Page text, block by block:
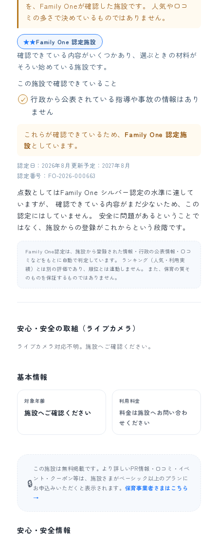
を、Family Oneが確認した施設です。 人気や口コ
ミの多さで決めているものではありません。
★★Family One 認定施設
確認できている内容がいくつかあり、選ぶときの材料が
そろい始めている施設です。
この施設で確認できていること
行政から公表されている指導や事故の情報はあり
ません
これらが確認できているため、 Family One 認定施
設 としています。
認定日：2026年8月 更新予定：2027年8月
認定番号：FO-2026-000663
点数としてはFamily One シルバー認定の水準に達して
いますが、 確認できている内容がまだ少ないため、この
認定にはしていません。 安全に問題があるということで
はなく、施設からの登録がこれからという段階です。
Family One認定は、施設から登録された情報・行政の公表情報・口コ
ミなどをもとに自動で判定しています。 ランキング（人気・利用実
績）とは別の評価であり、順位とは連動しません。 また、保育の質そ
のものを保証するものではありません。
安心・安全の取組（ライブカメラ）
ライブカメラ対応不明。施設へご確認ください。
基本情報
対象年齢
施設へご確認ください
利用料金
料金は施設へお問い合わ
せください
🔒
この施設は無料掲載です。より詳しいPR情報・口コミ・イベ
ント・クーポン等は、施設さまがベーシック以上のプランに
お申込みいただくと表示されます。 保育事業者さまはこちら
→
安心・安全情報